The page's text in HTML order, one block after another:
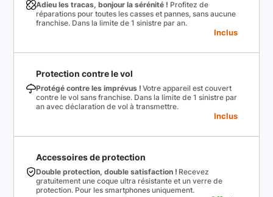
Adieu les tracas, bonjour la sérénité ! Profitez de
réparations pour toutes les casses et pannes, sans aucune
franchise. Dans la limite de 1 sinistre par an.
Inclus
Protection contre le vol
Protégé contre les imprévus ! Votre appareil est couvert
contre le vol sans franchise. Dans la limite de 1 sinistre par
an avec déclaration de vol à transmettre.
Inclus
Accessoires de protection
Double protection, double satisfaction ! Recevez
gratuitement une coque ultra résistante et un verre de
protection. Pour les smartphones uniquement.